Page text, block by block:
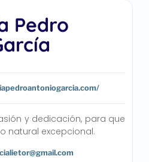
Pedro
y dedicación, para que
natural excepcional.